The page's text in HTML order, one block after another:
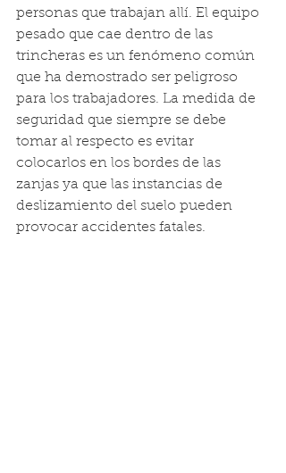
personas que trabajan allí. El equipo
pesado que cae dentro de las
trincheras es un fenómeno común
que ha demostrado ser peligroso
para los trabajadores. La medida de
seguridad que siempre se debe
tomar al respecto es evitar
colocarlos en los bordes de las
zanjas ya que las instancias de
deslizamiento del suelo pueden
provocar accidentes fatales.